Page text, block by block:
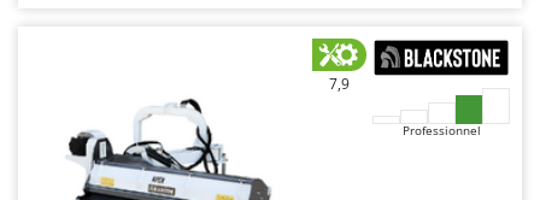
7,9
Professionnel